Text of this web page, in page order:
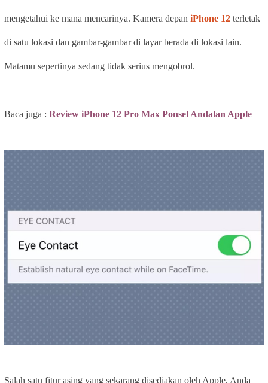
mengetahui ke mana mencarinya. Kamera depan iPhone 12 terletak
di satu lokasi dan gambar-gambar di layar berada di lokasi lain.
Matamu sepertinya sedang tidak serius mengobrol.
Baca juga : Review iPhone 12 Pro Max Ponsel Andalan Apple
Salah satu fitur asing yang sekarang disediakan oleh Apple, Anda